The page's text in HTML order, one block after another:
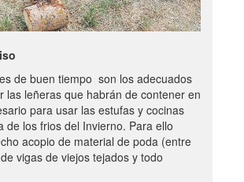
de buen tiempo son los adecuados
las leñeras que habrán de contener en
para usar las estufas y cocinas
de los frios del Invierno. Para ello
acopio de material de poda (entre
vigas de viejos tejados y todo